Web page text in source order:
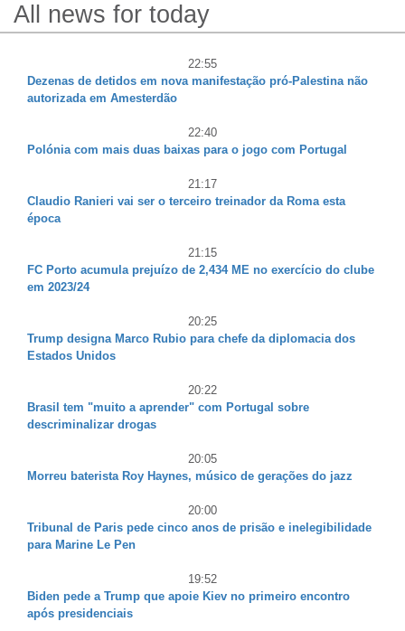
All news for today
22:55
Dezenas de detidos em nova manifestação pró-Palestina não
autorizada em Amesterdão
22:40
Polónia com mais duas baixas para o jogo com Portugal
21:17
Claudio Ranieri vai ser o terceiro treinador da Roma esta
época
21:15
FC Porto acumula prejuízo de 2,434 ME no exercício do clube
em 2023/24
20:25
Trump designa Marco Rubio para chefe da diplomacia dos
Estados Unidos
20:22
Brasil tem "muito a aprender" com Portugal sobre
descriminalizar drogas
20:05
Morreu baterista Roy Haynes, músico de gerações do jazz
20:00
Tribunal de Paris pede cinco anos de prisão e inelegibilidade
para Marine Le Pen
19:52
Biden pede a Trump que apoie Kiev no primeiro encontro
após presidenciais